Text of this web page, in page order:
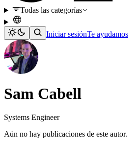
Todas las categorías
Iniciar sesiónTe ayudamos
Sam Cabell
Systems Engineer
Aún no hay publicaciones de este autor.